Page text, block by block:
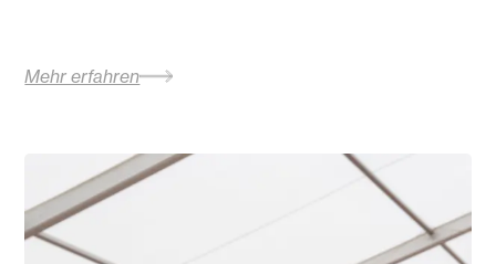
Mehr erfahren